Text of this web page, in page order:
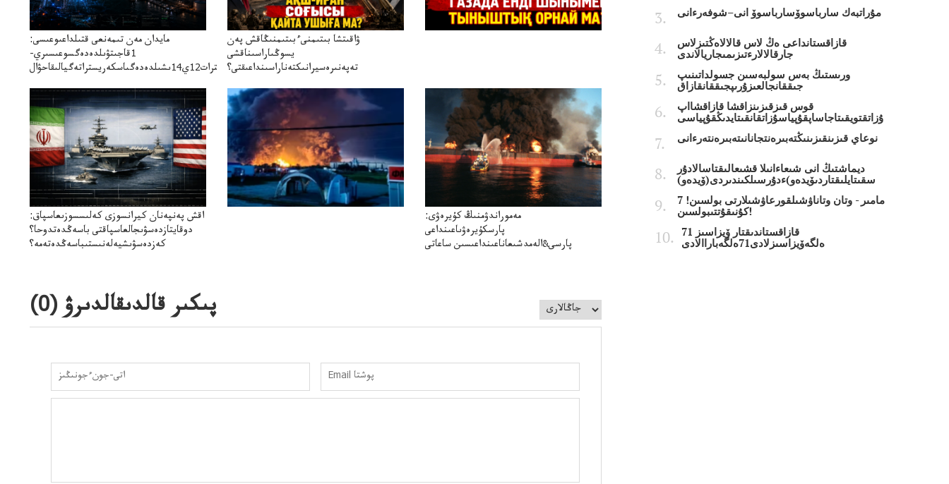
مايدان مەن تىمەنعى قتىلداعىوعىسى:
1قاجىتۋىلدەدەگسوعىسىري-
سترات12ي14ىشىلدەدەگىاسكەريستراتەگيالىقاحۋال
ۋاقىتشا بىتىمنىءبىتىمنىڭاقش پەن
يسوڭىاراسىناقشى
تەپەنىرەسيرانىكتەناراسىنداعىقتى؟
اقش پەنپەنان كيرانسوزى كەلىسسوزىعاسپاق:
دوقايتازدەسۋىجالعاسپاقتى باسەڭدەتدوحا؟
كەزدەسۋىشيەلەنىستىباسەڭدەتەمە؟
مەموراندۋمنىڭ كۇيرەۋى:
پارسكۇيرەۋىاعىنداعى
پارسى&الەمدشىعاناعىنداعىسىن ساعاتى
پىكىر قالدىقالدىرۋ (0
)
مۇراتبەك سارباسوۆسارباسوۆ انى–شوفەرءانى
قازاقستانداعى ەڭ لاس قالالاەڭتىزلاس
جارقالالارءتىزىمىجاريالاندى
ورىستىڭ بەس سولبەسىن جسولداتىنىپ
جىققانجالعىزۇرىپجىققانقازاق
قوس قىزقىزىنزاقشا قازاقشااپ
ۇزاتقتويقىتاجاساپقۇپياسۇزاتقانقىتايدىڭقۇپياسى
نوعاي قىزىنقىزىنىڭتەبىرەنتجانانىتەبىرەنتەرءانى
ديماشتىڭ انى شىعاءانىلا قشىعالىقتاسالادۇر
سقىتايلىقتاردىۆيدەو)ءدۇرسىلكىندىردى(ۆيدەو)
7 مامىر - وتان وتاناۋشىلقورعاۋشىلارتى بولسىن!
كۇنىقۇتتىبولسىن!
قازاقستاندىقتار ۆيزاسىز 71
ەلگەۆيزاسىزلادى71ەلگەباراالادى